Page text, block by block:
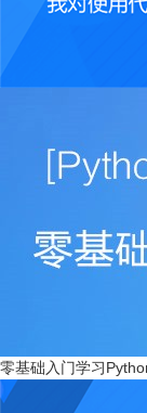
零基础入门学习